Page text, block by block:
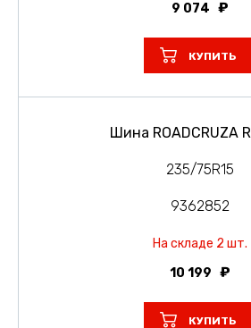
9 074
КУПИТЬ
Шина ROADCRUZA
235/75R15
9362852
На складе 2 шт.
10 199
КУПИТЬ